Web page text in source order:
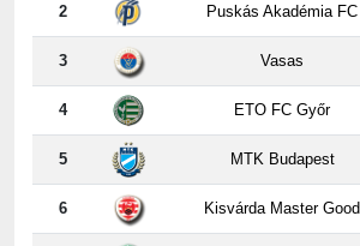
3 Vasas
4 ETO FC Győr
5 MTK Budapest
6 Kisvárda Master Good
7 PAKSI FC